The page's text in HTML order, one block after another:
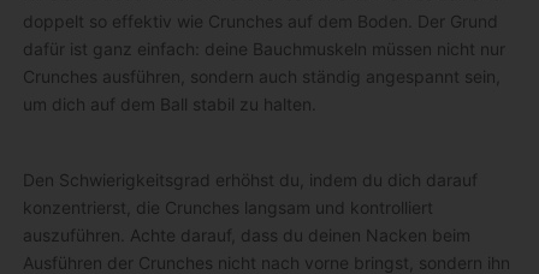
doppelt so effektiv wie Crunches auf dem Boden. Der Grund
dafür ist ganz einfach: deine Bauchmuskeln müssen nicht nur
Crunches ausführen, sondern auch ständig angespannt sein,
um dich auf dem Ball stabil zu halten.
Den Schwierigkeitsgrad erhöhst du, indem du dich darauf
konzentrierst, die Crunches langsam und kontrolliert
auszuführen. Achte darauf, dass du deinen Nacken beim
Ausführen der Crunches nicht nach vorne bringst, sondern ihn